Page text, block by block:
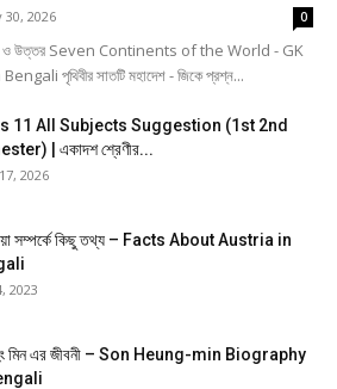
30, 2026 0
প্রশ্ন ও উত্তর Seven Continents of the World - GK
পৃথিবীর সাতটি মহাদেশ - জিকে প্রশ্ন...
11 All Subjects Suggestion (1st 2nd
| একাদশ শ্রেণীর...
2026
সম্পর্কে কিছু তথ্য – Facts About Austria in
2023
মিন এর জীবনী – Son Heung-min Biography